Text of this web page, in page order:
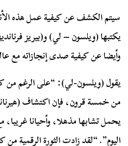
سيتم الكشف عن كيفية عمل هذه
يكتبها (ويلسون – لي) و(بيريز
وأيضا عن كيفية صدى إنجازاته مع
يقول (ويلسون-لي): “على الرغم من
من خمسة قرون، فإن اكتشاف
يحمل تشابها مذهلا، وأحيانا
اليوم”. “لقد زادت الثورة الرقمية